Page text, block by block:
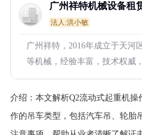
广州祥特机械设备租
法人:洪小敏
广州祥特，2016年成立于天河
等机械，经验丰富，技术权威
介绍： 本文解析Q2流动式起重机
作的吊车类型，包括汽车吊、轮胎